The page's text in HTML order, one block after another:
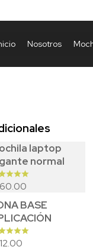
Nosotros
laptop
normal
BASE